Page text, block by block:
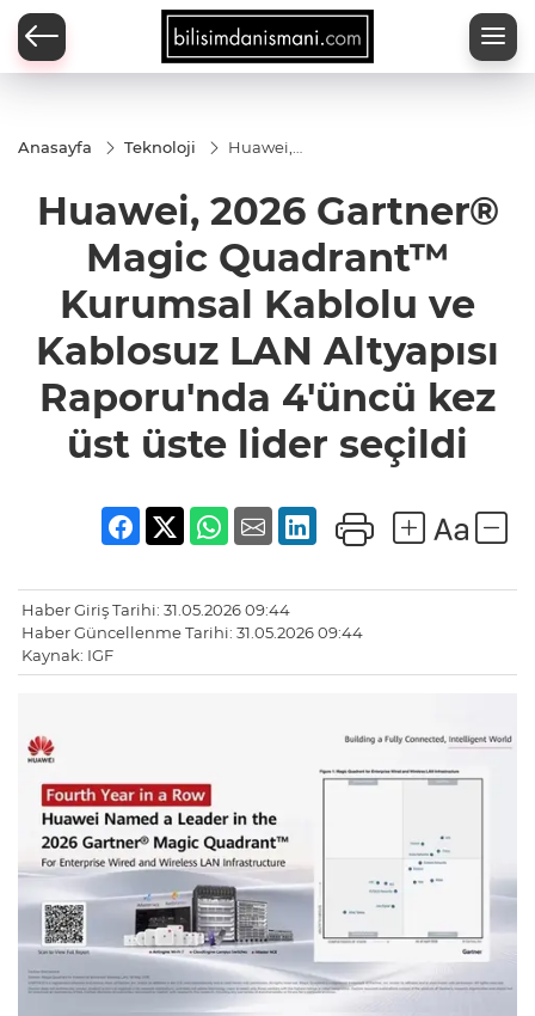
Anasayfa Teknoloji
Huawei,
Magic
Quadrant™
Kurumsal
Kablolu ve
Kablosuz
LAN
Altyapısı
Raporu'nda
4'üncü kez
lider seçildi
Huawei, 2026 Gartner®
Magic Quadrant™
Kurumsal Kablolu ve
Kablosuz LAN Altyapısı
Raporu'nda 4'üncü kez
üst üste lider seçildi
Haber Giriş Tarihi: 31.05.2026 09:44
Haber Güncellenme Tarihi: 31.05.2026 09:44
Kaynak: IGF